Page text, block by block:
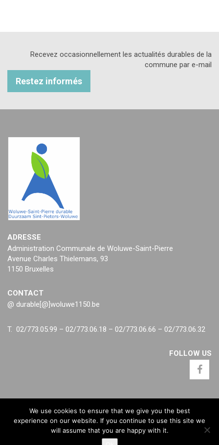
Recevez occasionnellement les actualités durables de la
commune par e-mail
Restez informés
ADRESSE
Administration Communale de Woluwe-Saint-Pierre
Avenue Charles Thielemans, 93
1150 Bruxelles
CONTACT
@ durable[@]woluwe1150.be
T. 02/773.05.99 – 02/773.06.18 – 02/773.06.66 – 02/773.06.32
FOLLOW US
We use cookies to ensure that we give you the best
experience on our website. If you continue to use this site we
will assume that you are happy with it.